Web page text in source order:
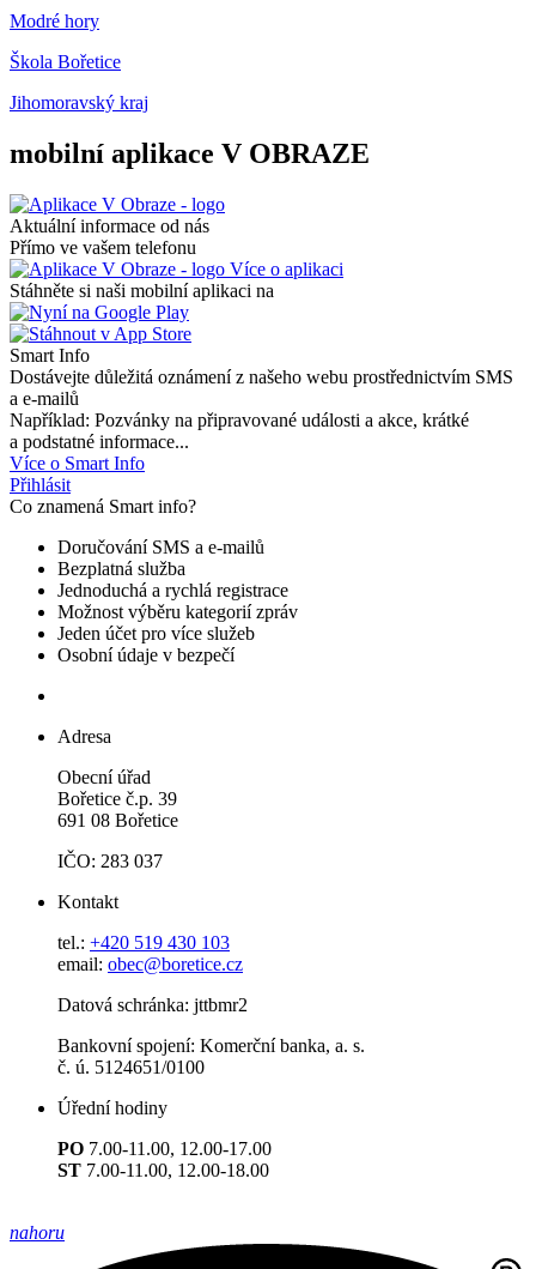
Modré hory
Škola Bořetice
Jihomoravský kraj
mobilní aplikace V OBRAZE
Aktuální informace od nás
Přímo ve vašem telefonu
Více o aplikaci
Stáhněte si naši mobilní aplikaci na
Smart Info
Dostávejte důležitá oznámení z našeho webu prostřednictvím SMS
a e-mailů
Například: Pozvánky na připravované události a akce, krátké
a podstatné informace...
Více o Smart Info
Přihlásit
Co znamená Smart info?
Doručování SMS a e-mailů
Bezplatná služba
Jednoduchá a rychlá registrace
Možnost výběru kategorií zpráv
Jeden účet pro více služeb
Osobní údaje v bezpečí
Adresa
Obecní úřad
Bořetice č.p. 39
691 08 Bořetice
IČO: 283 037
Kontakt
tel.: +420 519 430 103
email: obec@boretice.cz
Datová schránka: jttbmr2
Bankovní spojení: Komerční banka, a. s.
č. ú. 5124651/0100
Úřední hodiny
PO 7.00-11.00, 12.00-17.00
ST 7.00-11.00, 12.00-18.00
nahoru